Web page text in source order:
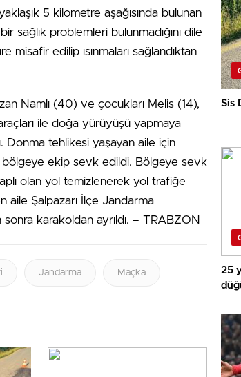
5 kilometre aşağısında bulunan
sağlık problemleri bulunmadığını dile
misafir edilip ısınmaları sağlandıktan
Namlı (40) ve çocukları Melis (14),
ile doğa yürüyüşü yapmaya
Donma tehlikesi yaşayan aile için
bölgeye ekip sevk edildi. Bölgeye sevk
olan yol temizlenerek yol trafiğe
aile Şalpazarı İlçe Jandarma
sonra karakoldan ayrıldı. – TRABZON
Jandarma Maçka
Sis
25